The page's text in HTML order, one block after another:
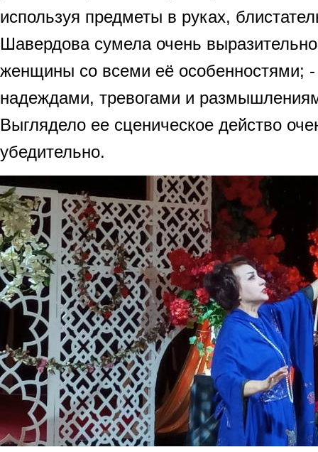
используя предметы в руках,
Шавердова сумела очень
женщины со всеми её особенностями;
надеждами, тревогами и
Выглядело ее сценическое действо
убедительно.